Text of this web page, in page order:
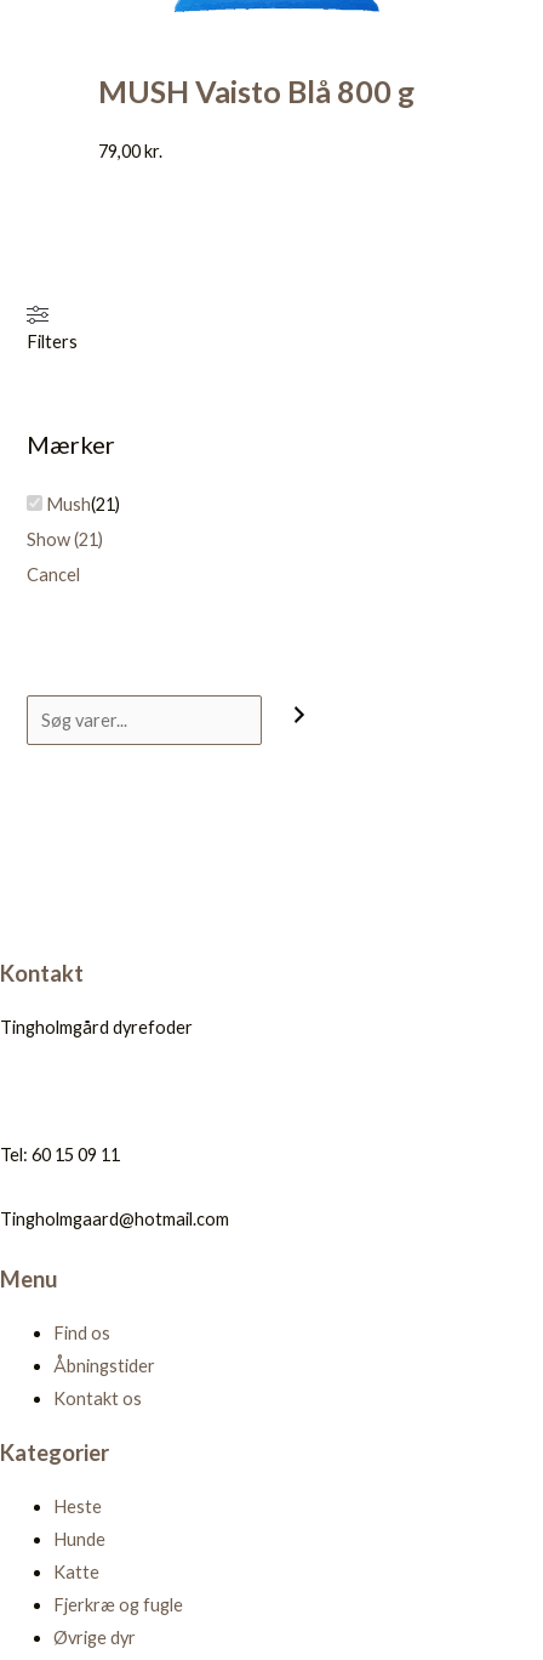
Filters
Mærker
Mush(21)
Show(21)
Cancel
MUSH Vaisto Blå 800 g
79,00kr.
Kontakt
Tingholmgård dyrefoder
Tel: 60 15 09 11
Tingholmgaard@hotmail.com
Menu
Find os
Åbningstider
Kontakt os
Kategorier
Heste
Hunde
Katte
Fjerkræ og fugle
Øvrige dyr